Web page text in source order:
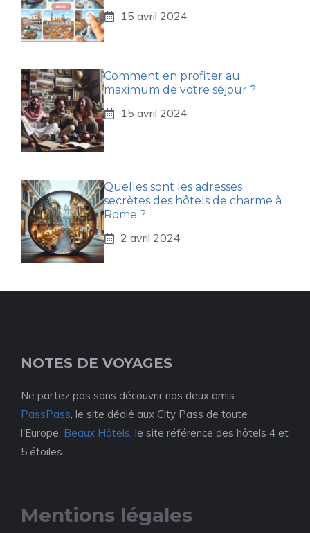
15 avril 2024
Comment en profiter au
maximum de votre séjour ?
15 avril 2024
Quelles sont les adresses
secrètes des hôtels de charme à
Rome ?
2 avril 2024
NOTES DE VOYAGES
Ne partez pas sans découvrir nos deux amis :
PassPass, le site dédié aux City Pass de toute
l'Europe. Beaux Hôtels, le site référence des hôtels 4 et
5 étoiles.
Mentions légales